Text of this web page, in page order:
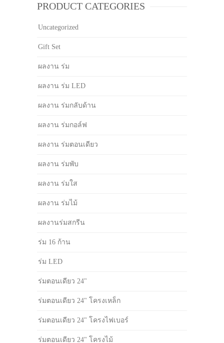
PRODUCT CATEGORIES
Uncategorized
Gift Set
ผลงาน ร่ม
ผลงาน ร่ม LED
ผลงาน ร่มกลับด้าน
ผลงาน ร่มกอล์ฟ
ผลงาน ร่มตอนเดียว
ผลงาน ร่มพับ
ผลงาน ร่มใส
ผลงาน ร่มไม้
ผลงานร่มสกรีน
ร่ม 16 ก้าน
ร่ม LED
ร่มตอนเดียว 24"
ร่มตอนเดียว 24" โครงเหล็ก
ร่มตอนเดียว 24" โครงไฟเบอร์
ร่มตอนเดียว 24" โครงไม้